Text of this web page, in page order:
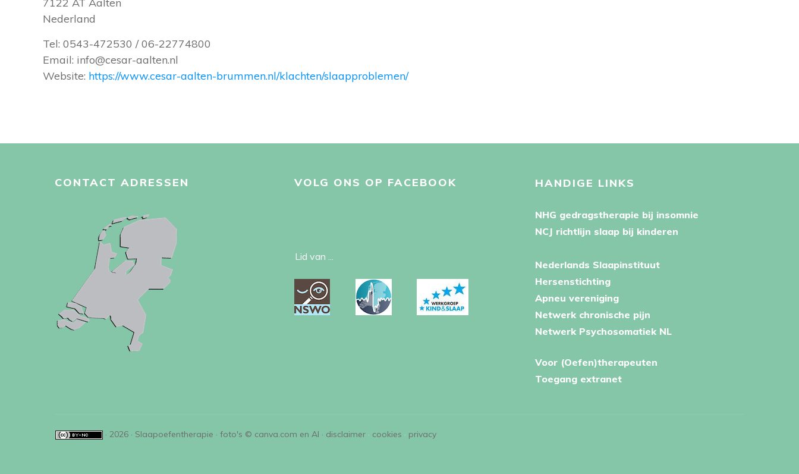
Nederland
Tel: 0543-472530 / 06-22774800
Email: info@cesar-aalten.nl
Website: https://www.cesar-aalten-brummen.nl/klachten/slaapproblemen/
CONTACT ADRESSEN VOLG ONS OP FACEBOOK
Lid van ...
HANDIGE LINKS
NHG gedragstherapie bij insomnie
NCJ richtlijn slaap bij kinderen
Nederlands Slaapinstituut
Hersenstichting
Apneu vereniging
Netwerk chronische pijn
Netwerk Psychosomatiek NL
Voor (Oefen)therapeuten
Toegang extranet
· 2026 · Slaapoefentherapie · foto's © canva.com en AI · disclaimer · cookies · privacy